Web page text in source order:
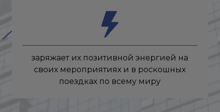
заряжает их позитивной энергией на
своих мероприятиях и в роскошных
поездках по всему миру